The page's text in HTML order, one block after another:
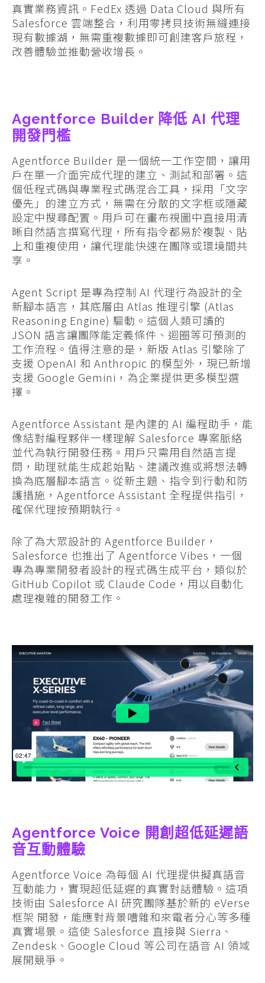
真實業務資訊。FedEx 透過 Data Cloud 與所有
Salesforce 雲端整合，利用零拷貝技術無縫連接
現有數據湖，無需重複數據即可創建客戶旅程，
改善體驗並推動營收增長。
Agentforce Builder 降低 AI 代理
開發門檻
Agentforce Builder 是一個統一工作空間，讓用
戶在單一介面完成代理的建立、測試和部署。這
個低程式碼與專業程式碼混合工具，採用「文字
優先」的建立方式，無需在分散的文字框或隱藏
設定中搜尋配置。用戶可在畫布視圖中直接用清
晰自然語言撰寫代理，所有指令都易於複製、貼
上和重複使用，讓代理能快速在團隊或環境間共
享。
Agent Script 是專為控制 AI 代理行為設計的全
新腳本語言，其底層由 Atlas 推理引擎 (Atlas
Reasoning Engine) 驅動。這個人類可讀的
JSON 語言讓團隊能定義條件、迴圈等可預測的
工作流程。值得注意的是，新版 Atlas 引擎除了
支援 OpenAI 和 Anthropic 的模型外，現已新增
支援 Google Gemini，為企業提供更多模型選
擇。
Agentforce Assistant 是內建的 AI 編程助手，能
像結對編程夥伴一樣理解 Salesforce 專案脈絡
並代為執行開發任務。用戶只需用自然語言提
問，助理就能生成起始點、建議改進或將想法轉
換為底層腳本語言。從新主題、指令到行動和防
護措施，Agentforce Assistant 全程提供指引，
確保代理按預期執行。
除了為大眾設計的 Agentforce Builder，
Salesforce 也推出了 Agentforce Vibes，一個
專為專業開發者設計的程式碼生成平台，類似於
GitHub Copilot 或 Claude Code，用以自動化
處理複雜的開發工作。
Agentforce Voice 開創超低延遲語
音互動體驗
Agentforce Voice 為每個 AI 代理提供擬真語音
互動能力，實現超低延遲的真實對話體驗。這項
技術由 Salesforce AI 研究團隊基於新的 eVerse
框架 開發，能應對背景嘈雜和來電者分心等多種
真實場景。這使 Salesforce 直接與 Sierra、
Zendesk、Google Cloud 等公司在語音 AI 領域
展開競爭。